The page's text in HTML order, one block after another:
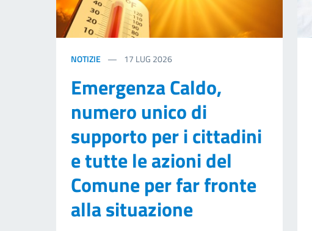
NOTIZIE 17 LUG 2026
Emergenza Caldo,
numero unico di
supporto per i cittadini
e tutte le azioni del
Comune per far fronte
alla situazione